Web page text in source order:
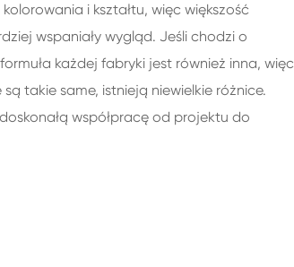
i kształtu, więc większość
wspaniały wygląd. Jeśli chodzi o
każdej fabryki jest również inna, więc
takie same, istnieją niewielkie różnice.
współpracę od projektu do